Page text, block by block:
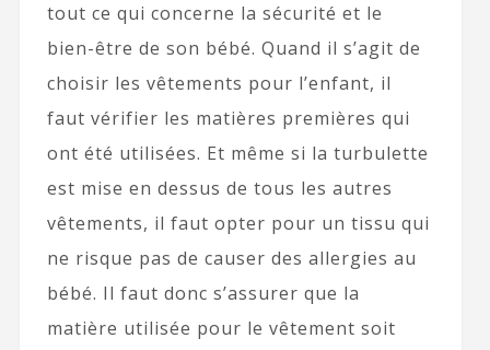
tout ce qui concerne la sécurité et le
bien-être de son bébé. Quand il s’agit de
choisir les vêtements pour l’enfant, il
faut vérifier les matières premières qui
ont été utilisées. Et même si la turbulette
est mise en dessus de tous les autres
vêtements, il faut opter pour un tissu qui
ne risque pas de causer des allergies au
bébé. Il faut donc s’assurer que la
matière utilisée pour le vêtement soit